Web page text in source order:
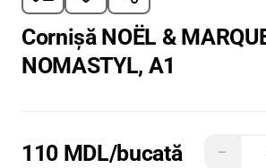
Cornișă NOËL &
NOMASTYL, A1
110 MDL/bucată −